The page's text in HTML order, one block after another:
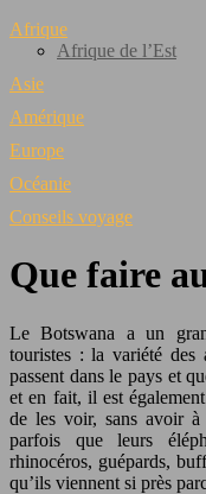
Afrique
Afrique de l’Est
Asie
Amérique
Europe
Océanie
Conseils voyage
Que faire
Le Botswana a un
touristes : la variété des
passent dans le pays et
et en fait, il est
de les voir, sans avoir à
parfois que leurs
rhinocéros, guépards,
qu’ils viennent si près